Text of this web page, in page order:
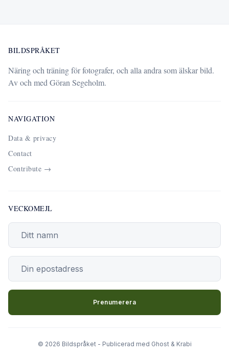
BILDSPRÅKET
Näring och träning för fotografer, och alla andra som älskar bild.
Av och med Göran Segeholm.
NAVIGATION
Data & privacy
Contact
Contribute →
VECKOMEJL
Prenumerera
© 2026 Bildspråket - Publicerad med Ghost& Krabi